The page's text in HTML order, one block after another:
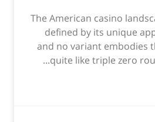
The American casino
defined by its unique
and no variant embodies
quite like triple zero